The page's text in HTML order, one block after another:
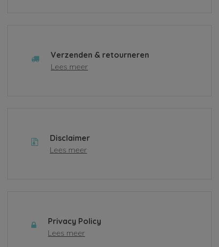
Verzenden & retourneren
Lees meer
Disclaimer
Lees meer
Privacy Policy
Lees meer